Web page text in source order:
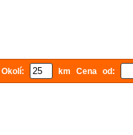
Okolí: km Cena od: